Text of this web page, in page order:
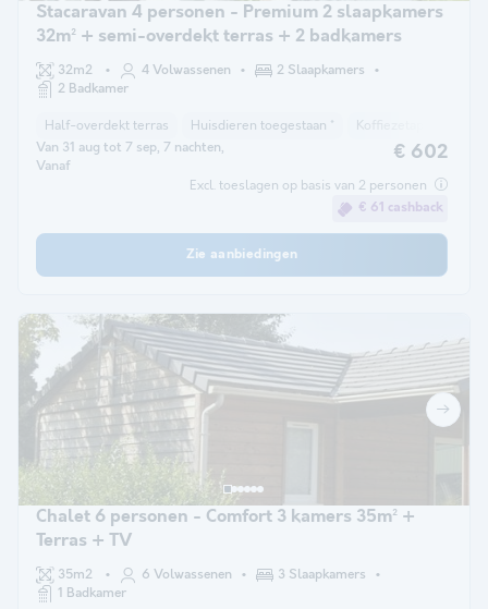
Stacaravan 4 personen - Premium 2 slaapkamers
32m² + semi-overdekt terras + 2 badkamers
32m2 4 Volwassenen
2 Slaapkamers
2 Badkamer
Half-overdekt terras Huisdieren toegestaan * Koffiezetapparaat
Van 31 aug tot 7 sep, 7 nachten,
Vanaf
€ 602
Excl. toeslagen op basis van 2 personen
€ 61 cashback
Zie aanbiedingen
Chalet 6 personen - Comfort 3 kamers 35m² +
Terras + TV
35m2 6 Volwassenen
3 Slaapkamers
1 Badkamer